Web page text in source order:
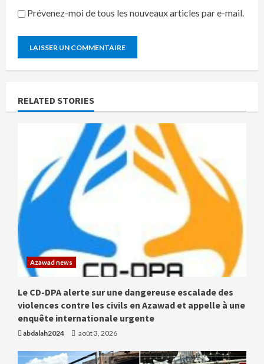
Prévenez-moi de tous les nouveaux articles par e-mail.
RELATED STORIES
Azawad news
Le CD-DPA alerte sur une dangereuse escalade des
violences contre les civils en Azawad et appelle à une
enquête internationale urgente
abdalah2024 août 3, 2026